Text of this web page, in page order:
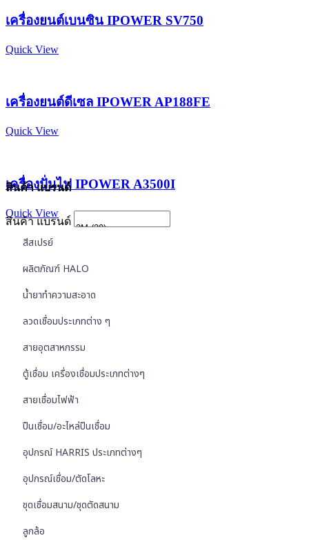
เครื่องยนต์เบนซิน IPOWER SV750
Quick View
เครื่องยนต์ดีเซล IPOWER AP188FE
Quick View
เครื่องปั่นไฟ IPOWER A3500I
Quick View
สินค้า แบรนด์
สินค้า แบรนด์
สีสเปรย์
ผลิตภัณฑ์ HALO
น้ำยาทำความสะอาด
ลวดเชื่อมประเภทต่าง ๆ
สายอุตสาหกรรม
ตู้เชื่อม เครื่องเชื่อมประเภทต่างๆ
สายเชื่อมไฟฟ้า
ปืนเชื่อม/อะไหล่ปืนเชื่อม
อุปกรณ์ HARRIS ประเภทต่างๆ
อุปกรณ์เชื่อม/ตัดโลหะ
ชุดเชื่อมสนาม/ชุดตัดสนาม
ลูกล้อ